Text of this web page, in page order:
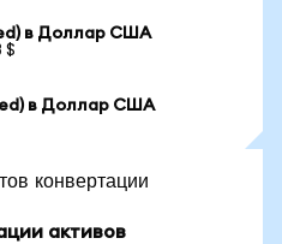
в Доллар США
$
в Доллар США
конвертации
активов